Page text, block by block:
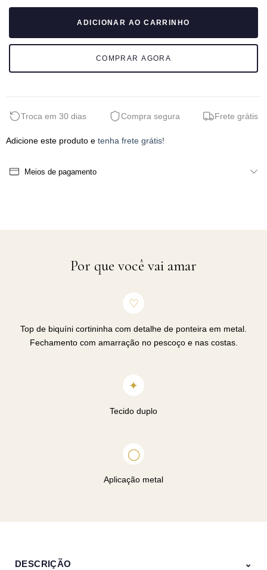
COMPRAR AGORA
Troca em 30 dias Compra segura Frete grátis
Adicione este produto e tenha frete grátis!
Meios de pagamento
Por que você vai amar
♡
Top de biquíni cortininha com detalhe de ponteira em metal.
Fechamento com amarração no pescoço e nas costas.
✦
Tecido duplo
◯
Aplicação metal
DESCRIÇÃO